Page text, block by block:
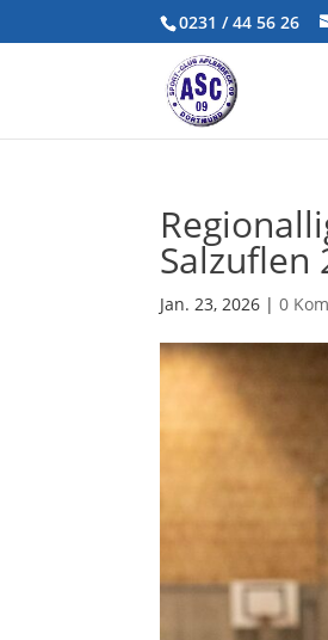
0231 / 44 56 26
Salzuflen
Jan. 23, 2026 |0